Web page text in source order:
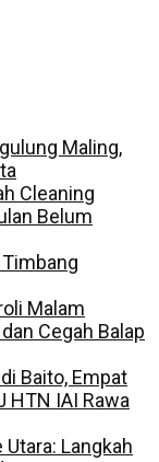
Maling,
Cleaning
Belum
Malam
Cegah Balap
Baito, Empat
HTN IAI Rawa
Langkah